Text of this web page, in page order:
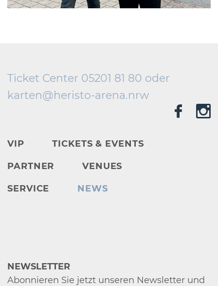
Ticket Center 05201 81 80 oder
karten@heristo-arena.nrw
VIP TICKETS & EVENTS
PARTNER VENUES
SERVICE NEWS
NEWSLETTER
Abonnieren Sie jetzt unseren Newsletter und